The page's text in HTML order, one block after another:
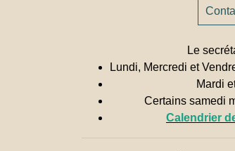
Le
Lundi, Mercredi et
Mardi
Certains samedi
Calendrier